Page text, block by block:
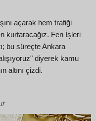
açarak hem trafiği
kurtaracağız. Fen İşleri
bu süreçte Ankara
diyerek kamu
altını çizdi.